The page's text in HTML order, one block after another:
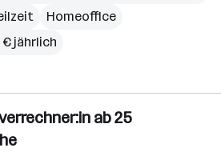
Homeoffice
€ jährlich
ab 25